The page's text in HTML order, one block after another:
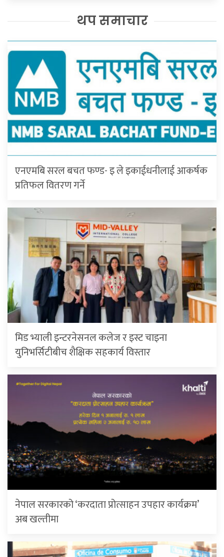
थप समाचार
एनएमबि सरल बचत फण्ड- इ ले इकाईधनीलाई आकर्षक
प्रतिफल वितरण गर्ने
मिड भ्याली इन्टरनेसनल कलेज र इस्ट चाइना
युनिभर्सिटीबीच शैक्षिक सहकार्य विस्तार
नेपाल सरकारको ‘करदाता प्रोत्साहन उपहार कार्यक्रम’
अब खल्तीमा